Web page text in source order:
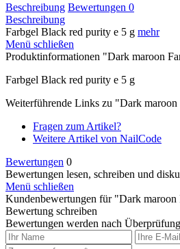
Beschreibung Bewertungen 0
Beschreibung
Farbgel Black red purity e 5 g mehr
Menü schließen
Produktinformationen "Dark maroon
Farbgel Black red purity e 5 g
Weiterführende Links zu "Dark
Fragen zum Artikel?
Weitere Artikel von NailCode
Bewertungen 0
Bewertungen lesen, schreiben und
Menü schließen
Kundenbewertungen für "Dark
Bewertung schreiben
Bewertungen werden nach